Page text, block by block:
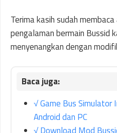
Terima kasih sudah
pengalaman bermain Bussid
menyenangkan dengan
√ Game Bus Simulator
Android dan PC